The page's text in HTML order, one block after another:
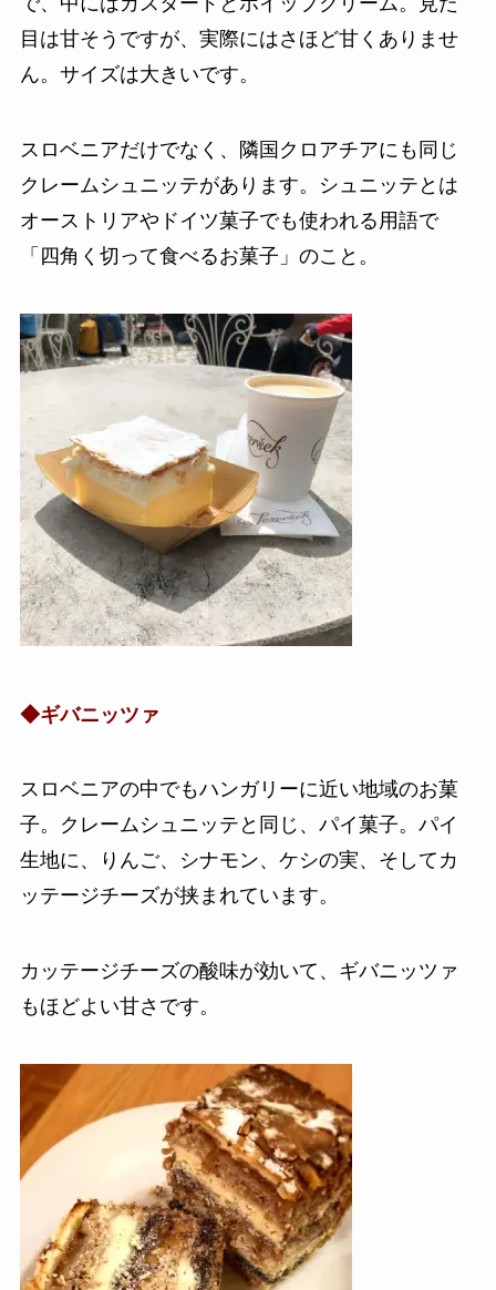
目は甘そうですが、実際にはさほど甘くありませ
ん。サイズは大きいです。
スロベニアだけでなく、隣国クロアチアにも同じ
クレームシュニッテがあります。シュニッテとは
オーストリアやドイツ菓子でも使われる用語で
「四角く切って食べるお菓子」のこと。
◆ギバニッツァ
スロベニアの中でもハンガリーに近い地域のお菓
子。クレームシュニッテと同じ、パイ菓子。パイ
生地に、りんご、シナモン、ケシの実、そしてカ
ッテージチーズが挟まれています。
カッテージチーズの酸味が効いて、ギバニッツァ
もほどよい甘さです。